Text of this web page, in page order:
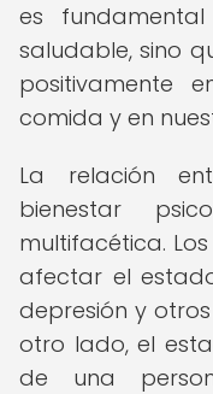
es
saludable, sino
positivamente
comida y en
La relación
bienestar
multifacética.
afectar el
depresión y
otro lado, el
de una